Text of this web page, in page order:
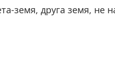
земя, друга земя, не